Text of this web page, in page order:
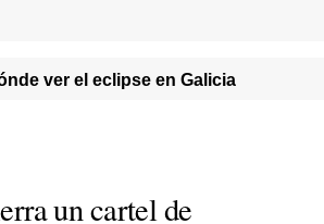
ver el eclipse en Galicia
un cartel de